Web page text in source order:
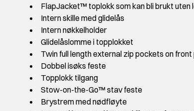
FlapJacket™ toplokk som kan bli brukt uten
Intern skille med glidelås
Intern nøkkelholder
Glidelåslomme i topplokket
Twin full length external zip pockets on front
Dobbel isøks feste
Topplokk tilgang
Stow-on-the-Go™ stav feste
Brystrem med nødfløyte